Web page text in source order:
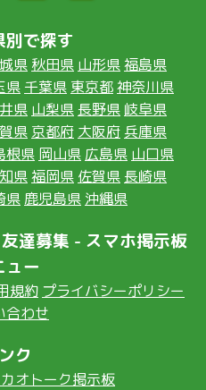
別で探す
県 秋田県 山形県福島県
県 千葉県 東京都神奈川県
県 山梨県 長野県 岐阜県
県 京都府 大阪府 兵庫県
根県 岡山県 広島県 山口県
県福岡県 佐賀県 長崎県
県 鹿児島県 沖縄県
達募集 - スマホ掲示板
ュー
規約 プライバシーポリシー
合わせ
ク
オトーク掲示板